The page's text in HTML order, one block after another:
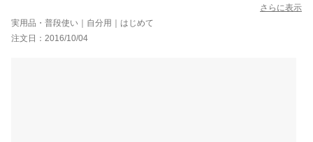
印刷？？かな？？の欠け・・・と、キズというか・・・破れ？？
が
残念だなぁって・・・
さらに表示
実用品・普段使い｜自分用｜はじめて
注文日：2016/10/04